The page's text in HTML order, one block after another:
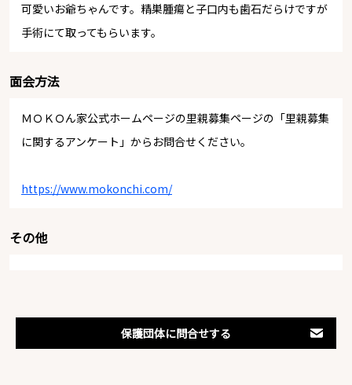
可愛いお爺ちゃんです。精巣腫瘍と子口内も歯石だらけですが
手術にて取ってもらいます。
面会方法
ＭＯＫＯん家公式ホームページの里親募集ページの「里親募集
に関するアンケート」からお問合せください。
https://www.mokonchi.com/
その他
保護団体に問合せする